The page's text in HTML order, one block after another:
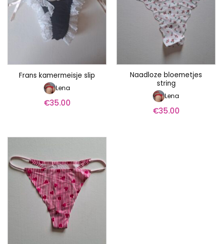
Frans kamermeisje slip
Lena
€35.00
Naadloze bloemetjes
string
Lena
€35.00